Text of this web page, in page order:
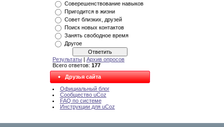
Соверешенствование навыков
Пригодится в жизни
Совет близких, друзей
Поиск новых контактов
Занять свободное время
Другое
Результаты | Архив опросов
Всего ответов: 177
Друзья сайта
Официальный блог
Сообщество uCoz
FAQ по системе
Инструкции для uCoz